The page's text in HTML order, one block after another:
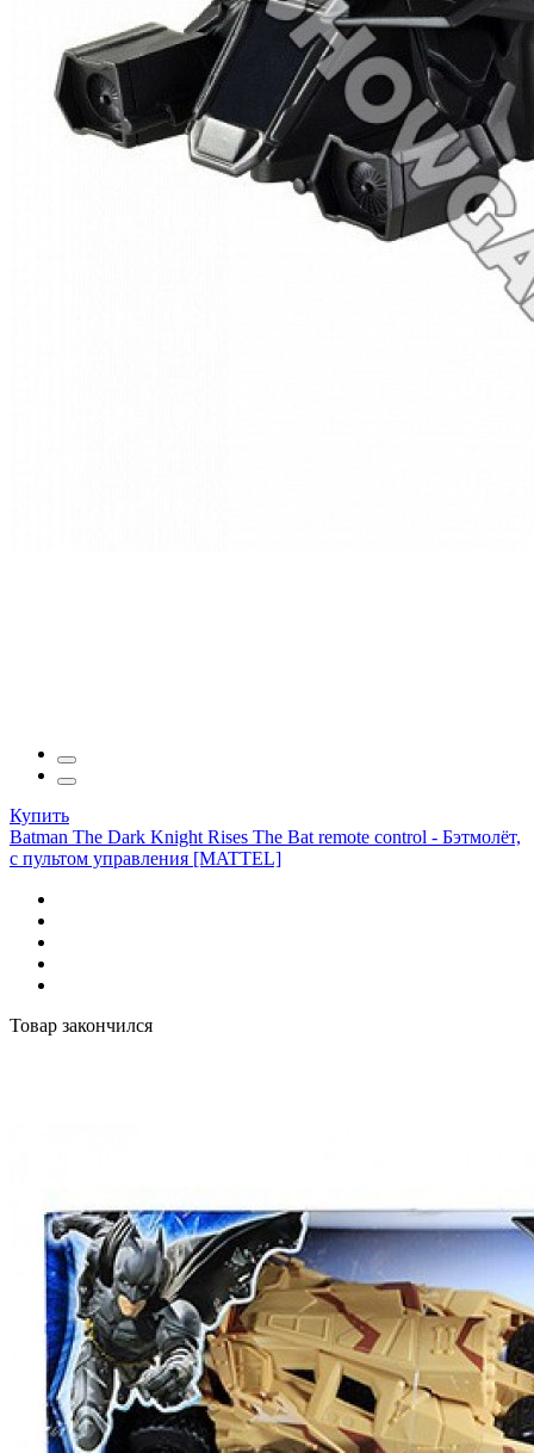
Купить
Batman The Dark Knight Rises The Bat remote control - Бэтмолёт,
c пультом управления [MATTEL]
Товар закончился